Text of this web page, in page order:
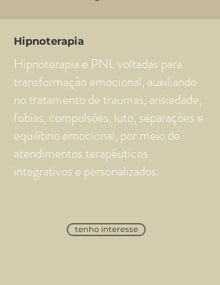
Hipnoterapia
Hipnoterapia e PNL voltadas para
transformação emocional, auxiliando
no tratamento de traumas, ansiedade,
fobias, compulsões, luto, separações e
equilíbrio emocional, por meio de
atendimentos terapêuticos
integrativos e personalizados.
tenho interesse